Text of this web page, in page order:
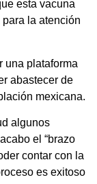
esta vacuna
la atención
una plataforma
abastecer de
mexicana.
algunos
el “brazo
contar con la
es exitoso